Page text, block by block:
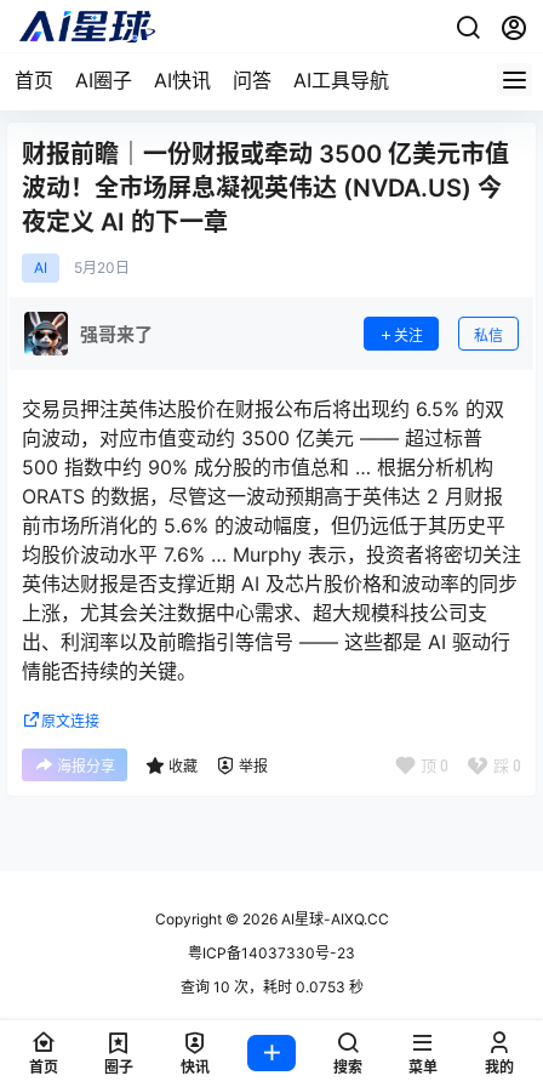
首页 AI圈子 AI快讯 问答 AI工具导航
财报前瞻｜一份财报或牵动 3500 亿美元市值
波动！全市场屏息凝视英伟达 (NVDA.US) 今
夜定义 AI 的下一章
AI 5月 20日
强哥来了 关注 私信
交易员押注英伟达股价在财报公布后将出现约 6.5% 的双
向波动，对应市值变动约 3500 亿美元 —— 超过标普
500 指数中约 90% 成分股的市值总和 … 根据分析机构
ORATS 的数据，尽管这一波动预期高于英伟达 2 月财报
前市场所消化的 5.6% 的波动幅度，但仍远低于其历史平
均股价波动水平 7.6% … Murphy 表示，投资者将密切关注
英伟达财报是否支撑近期 AI 及芯片股价格和波动率的同步
上涨，尤其会关注数据中心需求、超大规模科技公司支
出、利润率以及前瞻指引等信号 —— 这些都是 AI 驱动行
情能否持续的关键。
原文连接
海报分享 收藏 举报 顶 0 踩 0
Copyright © 2026AI星球-AIXQ.CC
粤ICP备14037330号-23
查询 10 次，耗时 0.0753 秒
首页 圈子 快讯 搜索 菜单 我的